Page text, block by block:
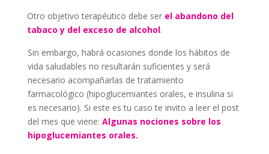
Otro objetivo terapéutico debe ser el abandono del
tabaco y del exceso de alcohol.
Sin embargo, habrá ocasiones donde los hábitos de
vida saludables no resultarán suficientes y será
necesario acompañarlas de tratamiento
farmacológico (hipoglucemiantes orales, e insulina si
es necesario). Si este es tu caso te invito a leer el post
del mes que viene: Algunas nociones sobre los
hipoglucemiantes orales.